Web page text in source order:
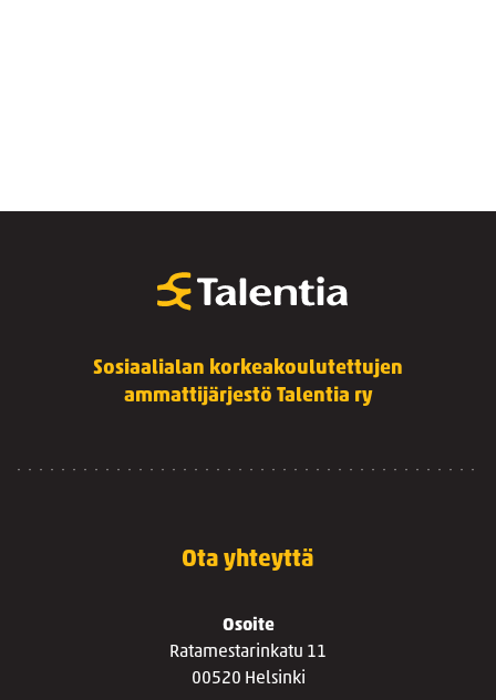
Sosiaalialan korkeakoulutettujen
ammattijärjestö Talentia ry
Ota yhteyttä
Osoite
Ratamestarinkatu 11
00520 Helsinki